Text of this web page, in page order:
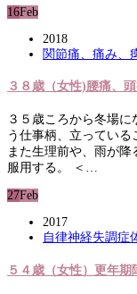
16Feb
2018
関節痛、痛み、
３８歳（女性)腰痛、
３５歳ころから冬場
う仕事柄、立っている
また生理前や、雨が
服用する。 ＜…
27Feb
2017
自律神経失調症
５４歳（女性）更年期